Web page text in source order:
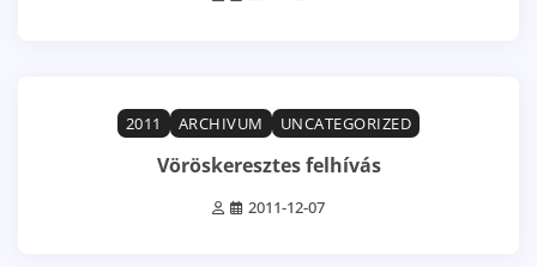
2011
ARCHIVUM UNCATEGORIZED
Vöröskeresztes felhívás
2011-12-07